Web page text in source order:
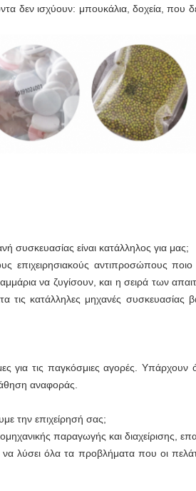
δεν ισχύουν: μπουκάλια, δοχεία, που
συσκευασίας είναι κατάλληλος για μας;
επιχειρησιακούς αντιπροσώπους ποιο
να ζυγίσουν, και η σειρά των
τις κατάλληλες μηχανές συσκευασίας
για τις παγκόσμιες αγορές. Υπάρχουν
αναφοράς.
την επιχείρησή σας;
παραγωγής και διαχείρισης,
λύσει όλα τα προβλήματα που οι